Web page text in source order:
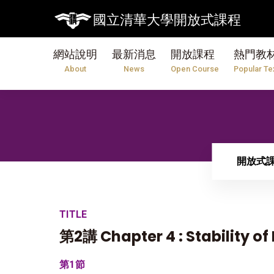
國立清華大學開放式課程
網站說明
About
最新消息
News
開放課程
Open Course
熱門教
Popular
開放式
TITLE
第2講 Chapter 4 : Stability
第1節